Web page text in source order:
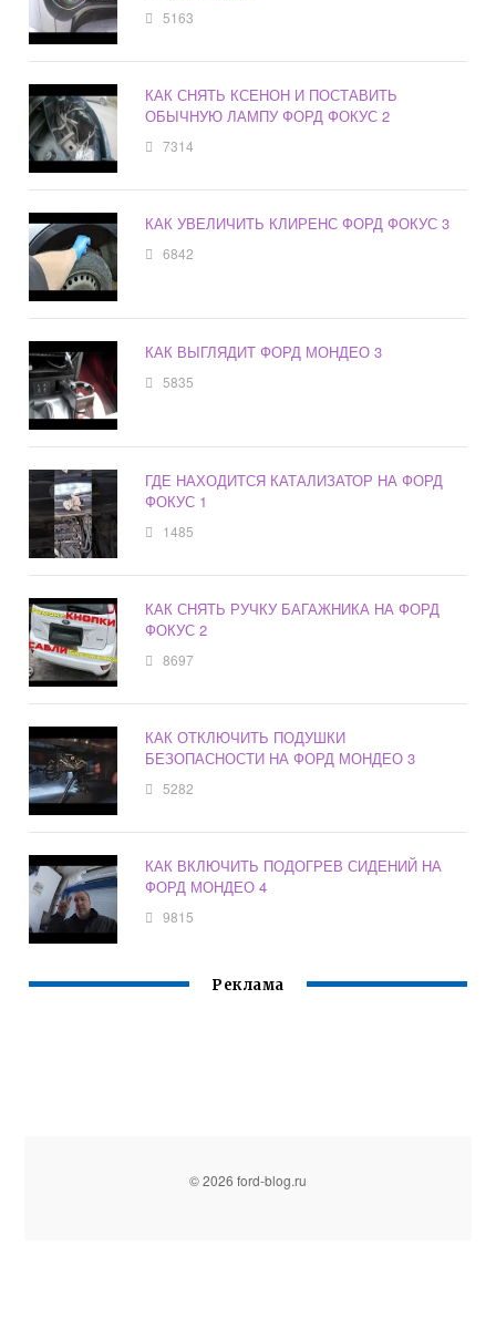
5163
КАК СНЯТЬ КСЕНОН И ПОСТАВИТЬ
ОБЫЧНУЮ ЛАМПУ ФОРД ФОКУС 2
7314
КАК УВЕЛИЧИТЬ КЛИРЕНС ФОРД ФОКУС 3
6842
КАК ВЫГЛЯДИТ ФОРД МОНДЕО 3
5835
ГДЕ НАХОДИТСЯ КАТАЛИЗАТОР НА ФОРД
ФОКУС 1
1485
КАК СНЯТЬ РУЧКУ БАГАЖНИКА НА ФОРД
ФОКУС 2
8697
КАК ОТКЛЮЧИТЬ ПОДУШКИ
БЕЗОПАСНОСТИ НА ФОРД МОНДЕО 3
5282
КАК ВКЛЮЧИТЬ ПОДОГРЕВ СИДЕНИЙ НА
ФОРД МОНДЕО 4
9815
Реклама
© 2026 ford-blog.ru